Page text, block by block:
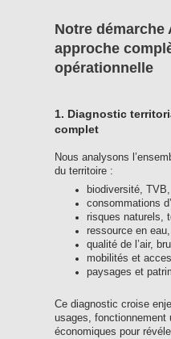
Notre démarche
approche
opérationnelle
1. Diagnostic
complet
Nous analysons
du territoire :
biodiversité,
consommations
risques naturels,
ressource en
qualité de l’air,
mobilités et
paysages et
Ce diagnostic croise
usages, fonctionnement
économiques pour